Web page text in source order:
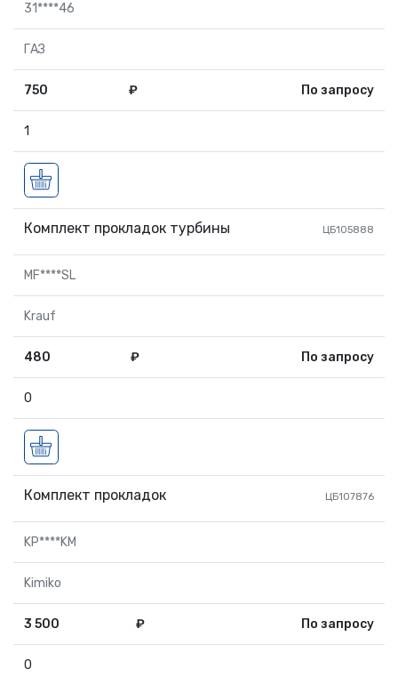
31****46
ГАЗ
750 ₽ По запросу
1
Комплект прокладок турбины ЦБ105888
MF****SL
Krauf
480 ₽ По запросу
0
Комплект прокладок ЦБ107876
KP****KM
Kimiko
3 500 ₽ По запросу
0